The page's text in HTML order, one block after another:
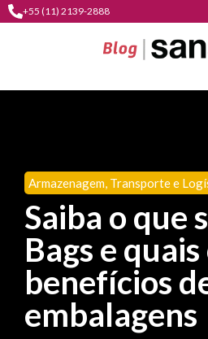
+55 (11) 2139-2888
contato
cultura
do
plástico
institucional
materiais
Agronegócio
soluções
em
água
Coberturas
barracas
sansuy
Indústria
Armazenagem, Transporte e
Saiba o que
Bags e quais
benefícios
embalagens